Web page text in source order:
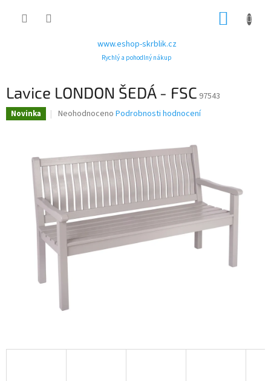
www.eshop-skrblik.cz
Rychlý a pohodlný nákup
Lavice LONDON ŠEDÁ - FSC 97543
Novinka
Průměrné
0,0
z
5
hvězdiček.
Neohodnoceno Podrobnosti hodnocení